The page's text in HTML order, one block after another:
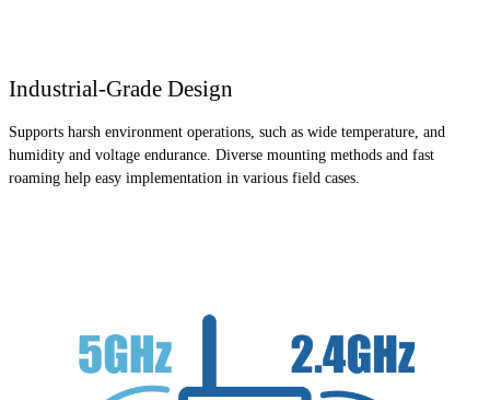
Industrial-Grade Design
Supports harsh environment operations, such as wide temperature, and
humidity and voltage endurance. Diverse mounting methods and fast
roaming help easy implementation in various field cases.